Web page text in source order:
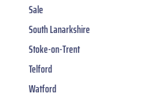
Sale
South Lanarkshire
Stoke-on-Trent
Telford
Watford